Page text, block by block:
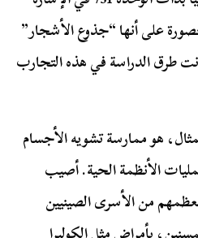
على أنها “جذوع الأشجار”
كانت طرق الدراسة في هذه التجارب
هو ممارسة تشويه الأجسام
الأنظمة الحية. أصيب
من الأسرى الصينيين